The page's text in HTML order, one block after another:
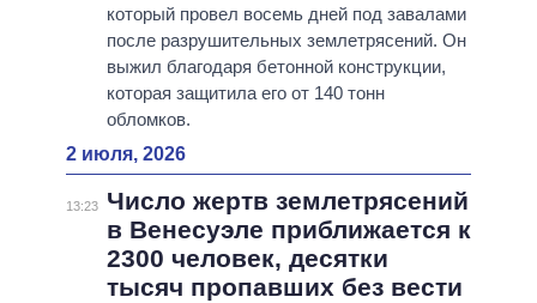
который провел восемь дней под завалами
после разрушительных землетрясений. Он
выжил благодаря бетонной конструкции,
которая защитила его от 140 тонн
обломков.
2 июля, 2026
13:23
Число жертв землетрясений
в Венесуэле приближается к
2300 человек, десятки
тысяч пропавших без вести